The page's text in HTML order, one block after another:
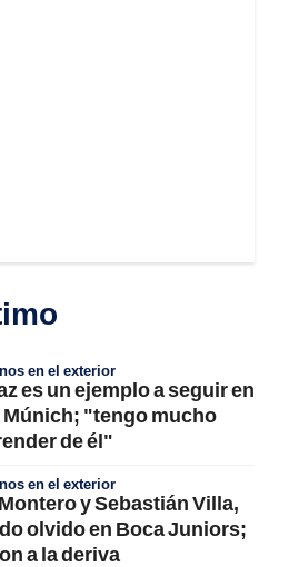
en el exterior
es un ejemplo a seguir en
Múnich; "tengo mucho
de él"
en el exterior
y Sebastián Villa,
olvido en Boca Juniors;
a la deriva